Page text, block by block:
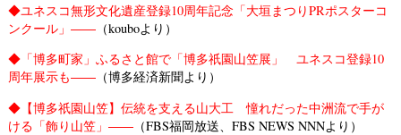
◆ユネスコ無形文化遺産登録10周年記念「大垣まつりPRポスターコ
ンクール」――（kouboより）
◆「博多町家」ふるさと館で「博多祇園山笠展」 ユネスコ登録10
周年展示も――（博多経済新聞より）
◆【博多祇園山笠】伝統を支える山大工 憧れだった中洲流で手が
ける「飾り山笠」――（FBS福岡放送、FBS NEWS NNNより）